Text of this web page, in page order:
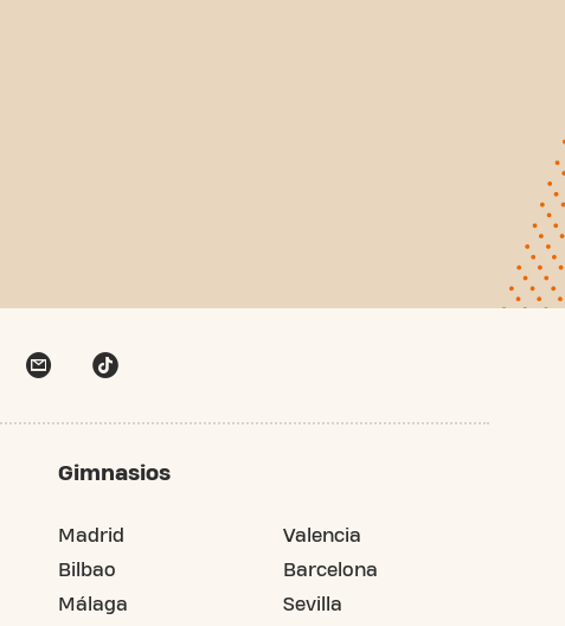
Gimnasios
Madrid
Bilbao
Málaga
Valencia
Barcelona
Sevilla